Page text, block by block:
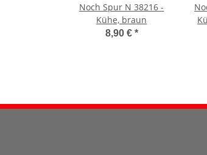
Noch Spur N 38216 -
Kühe, braun
8,90 € *